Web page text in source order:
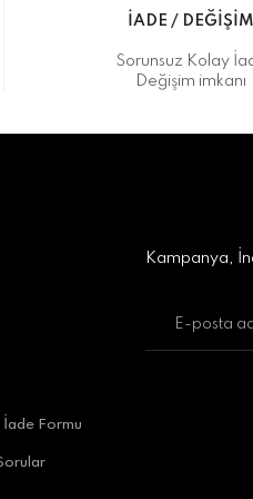
İADE / DEĞİŞİM
Sorunsuz Kolay
Değişim imkanı
İade Formu
Kampanya,